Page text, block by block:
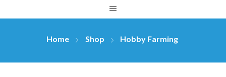
Home Shop Hobby Farming